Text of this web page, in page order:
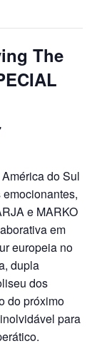
The
do Sul
e MARKO
em
europeia no
dupla
dos
do próximo
para